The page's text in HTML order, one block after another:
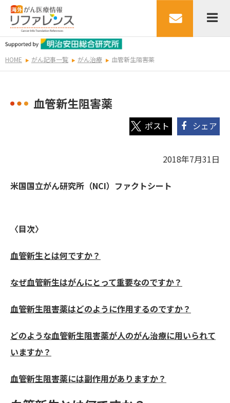
HOME がん記事一覧 がん治療 血管新生阻害薬
血管新生阻害薬
シェア
2018年7月31日
米国国立がん研究所（NCI）ファクトシート
〈目次〉
血管新生とは何ですか？
なぜ血管新生はがんにとって重要なのですか？
血管新生阻害薬はどのように作用するのですか？
どのような血管新生阻害薬が人のがん治療に用いられて
いますか？
血管新生阻害薬には副作用がありますか？